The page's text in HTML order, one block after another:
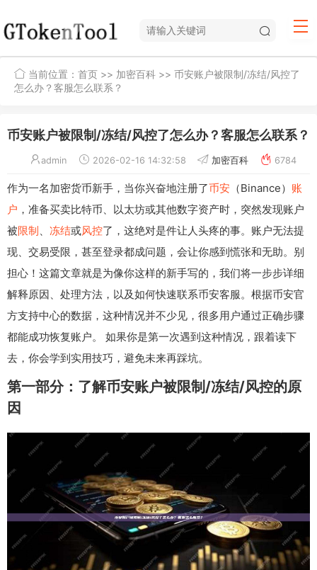
当前位置： 首页 >> 加密百科 >> 币安账户被限制/冻结/风控了
怎么办？客服怎么联系？
币安账户被限制/冻结/风控了怎么办？客服怎么联系？
admin 2026-02-16 14:32:58 加密百科 6784
作为一名加密货币新手，当你兴奋地注册了币安 （Binance） 账
户 ，准备买卖比特币、以太坊或其他数字资产时，突然发现账户
被限制 、 冻结或风控了，这绝对是件让人头疼的事。账户无法提
现、交易受限，甚至登录都成问题，会让你感到慌张和无助。别
担心！这篇文章就是为像你这样的新手写的，我们将一步步详细
解释原因、处理方法，以及如何快速联系币安客服。根据币安官
方支持中心的数据，这种情况并不少见，很多用户通过正确步骤
都能成功恢复账户。 如果你是第一次遇到这种情况，跟着读下
去，你会学到实用技巧，避免未来再踩坑。
第一部分：了解币安账户被限制/冻结/风控的原
因